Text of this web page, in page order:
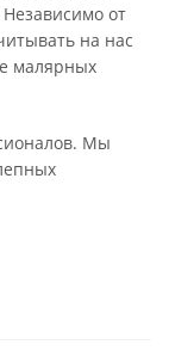
от
на нас
малярных
Мы